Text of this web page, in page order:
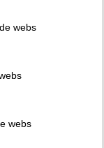
webs
webs